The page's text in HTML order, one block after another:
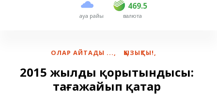
ауа райы
469.5
USD 468 469.5
EUR валюта
ОЛАР АЙТАДЫ ..., ҚЫЗЫҚТЫ!,
2015 жылдың қорытындысы:
таңғажайып қатар